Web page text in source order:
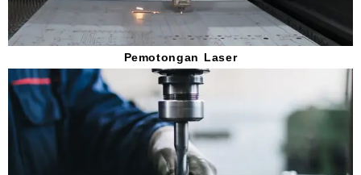
Pemotongan Laser